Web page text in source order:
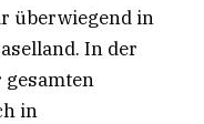
überwiegend in
In der
in